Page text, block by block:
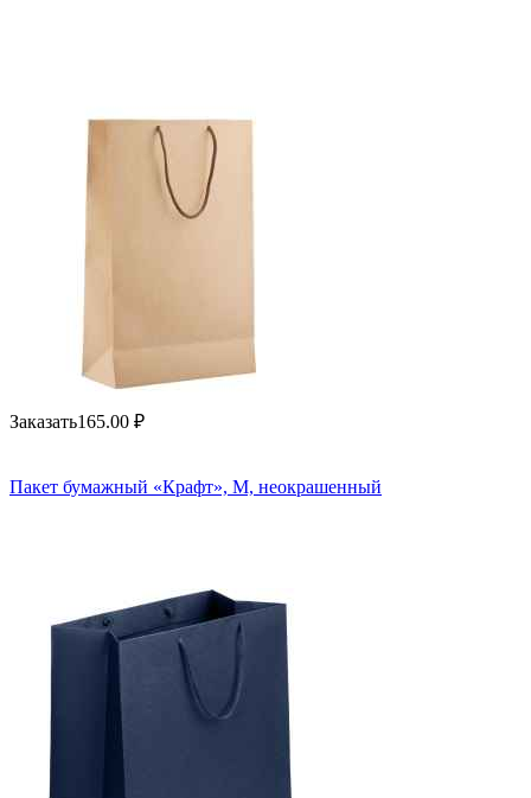
Заказать165.00 ₽
Пакет бумажный «Крафт», M, неокрашенный